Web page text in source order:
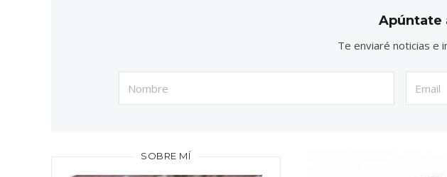
Apúntate
Te enviaré noticias e
SOBRE MÍ